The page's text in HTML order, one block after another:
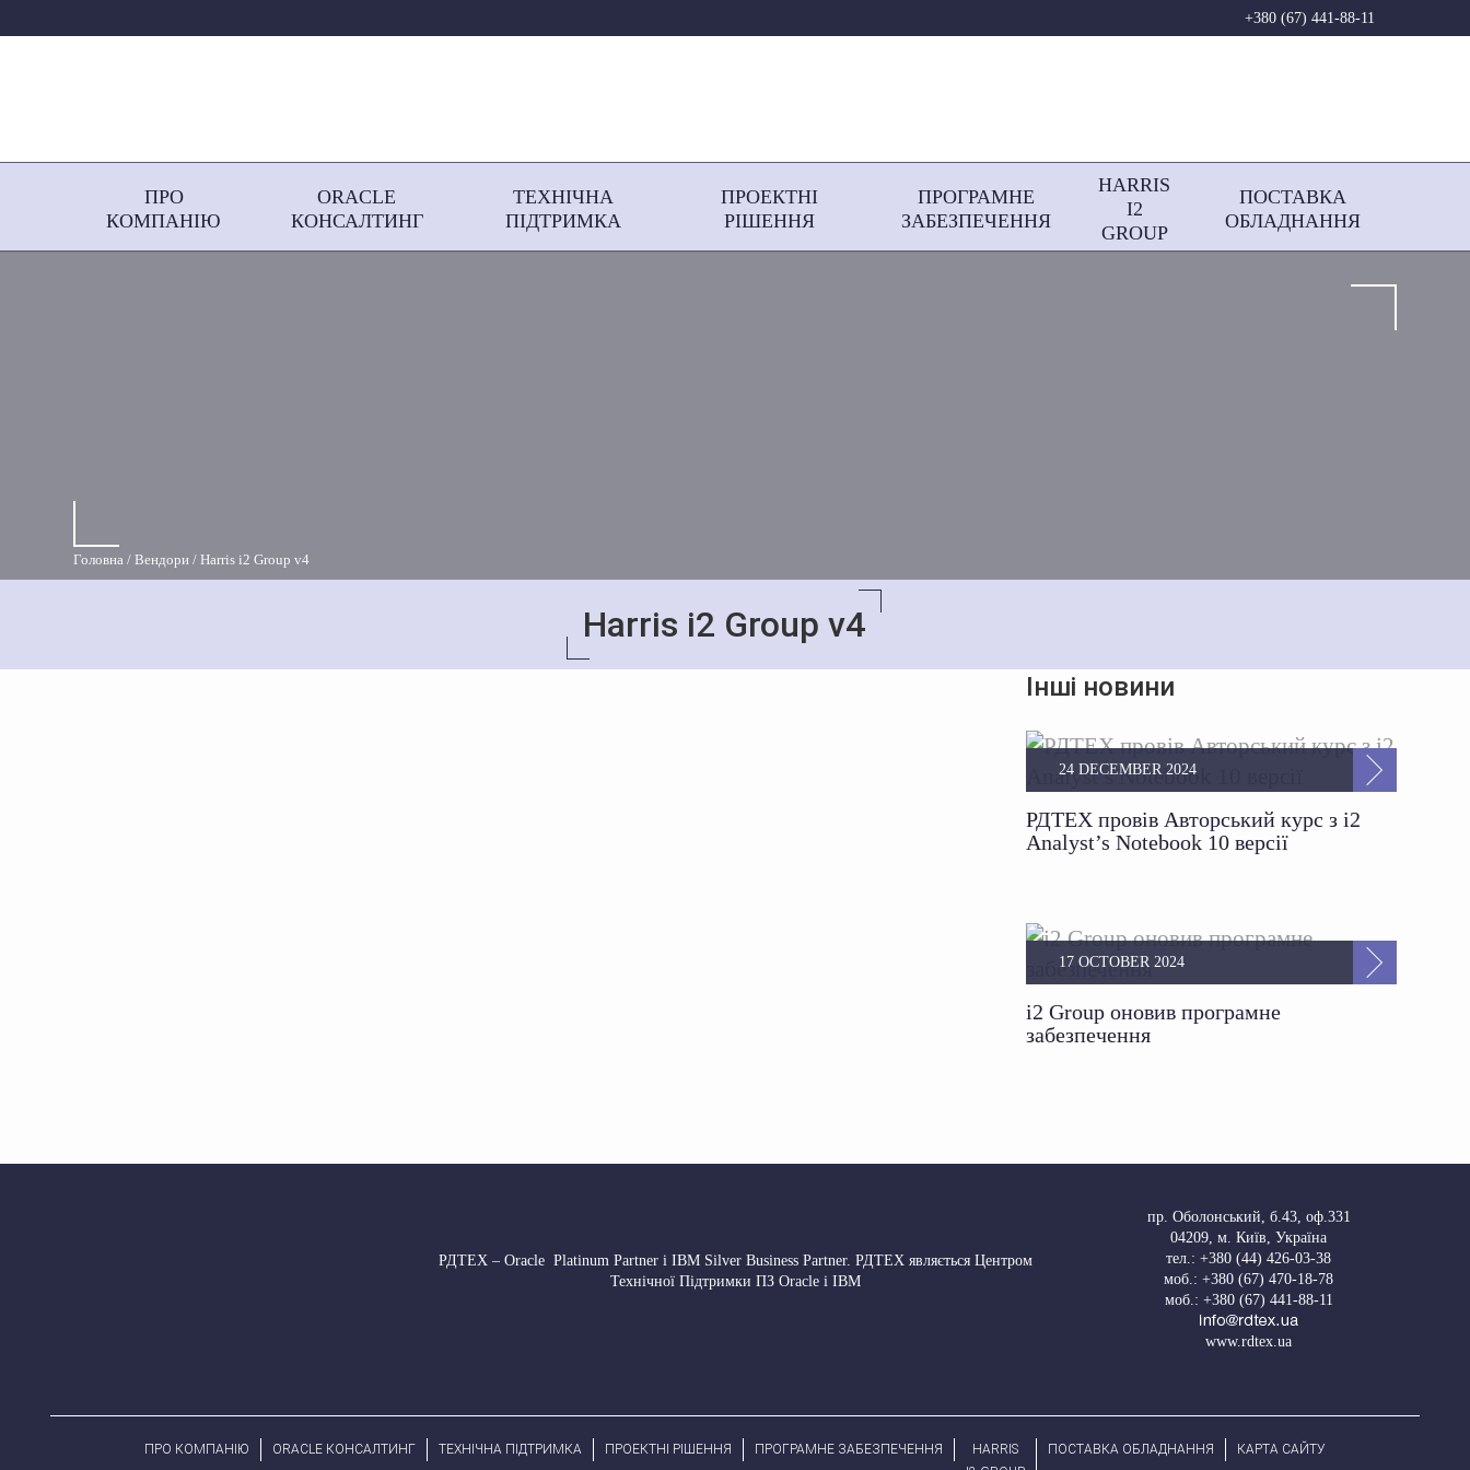
+380 (67) 441-88-11
ПРО
КОМПАНІЮ
ORACLE
КОНСАЛТИНГ
ТЕХНІЧНА
ПІДТРИМКА
ПРОЕКТНІ
РІШЕННЯ
ПРОГРАМНЕ
ЗАБЕЗПЕЧЕННЯ
HARRIS
І2
GROUP
ПОСТАВКА
ОБЛАДНАННЯ
Harris i2 Group v4
Головна Вендори Harris i2 Group v4
Інші новини
РДТЕХ провів Авторський курс з i2
Analyst’s Notebook 10 версії
24 DECEMBER 2024
i2 Group оновив програмне
забезпечення
17 OCTOBER 2024
РДТЕХ – Oracle Platinum Partner і IBM Silver Business Partner. РДТЕХ являється Центром
Технічної Підтримки ПЗ Oracle і IBM
пр. Оболонський, б.43, оф.331
04209, м. Київ, Україна
тел.: +380 (44) 426-03-38
моб.: +380 (67) 470-18-78
моб.: +380 (67) 441-88-11
www.rdtex.ua
ПРО КОМПАНІЮ ORACLE КОНСАЛТИНГ ТЕХНІЧНА ПІДТРИМКА ПРОЕКТНІ РІШЕННЯ ПРОГРАМНЕ ЗАБЕЗПЕЧЕННЯ
HARRIS
ПОСТАВКА ОБЛАДНАННЯ КАРТА САЙТУ